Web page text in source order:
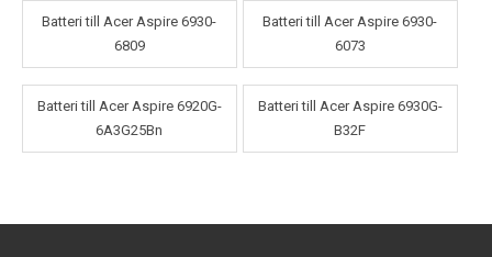
Batteri till Acer Aspire 6930-
6809
Batteri till Acer Aspire 6930-
6073
Batteri till Acer Aspire 6920G-
6A3G25Bn
Batteri till Acer Aspire 6930G-
B32F